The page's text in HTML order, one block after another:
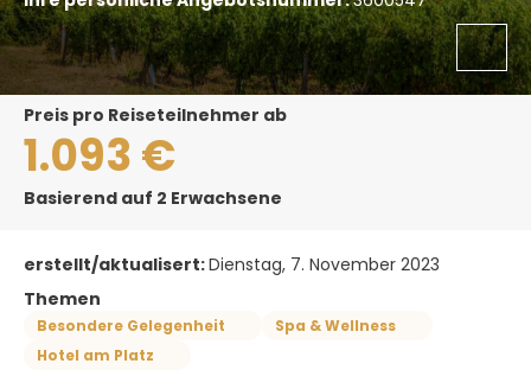
Preis pro Reiseteilnehmer ab
1.093 €
Basierend auf 2 Erwachsene
erstellt/aktualisert:Dienstag, 7. November 2023
Themen
Besondere Gelegenheit
Spa & Wellness
Hotel am Platz